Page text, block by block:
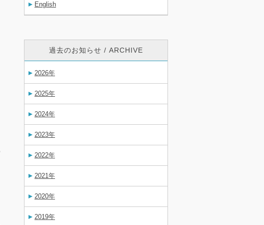
English
過去のお知らせ / ARCHIVE
2026年
2025年
2024年
2023年
2022年
2021年
2020年
2019年